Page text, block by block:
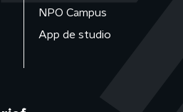
NPO Campus
App de studio